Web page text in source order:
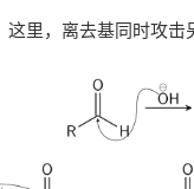
里，离去基同时攻